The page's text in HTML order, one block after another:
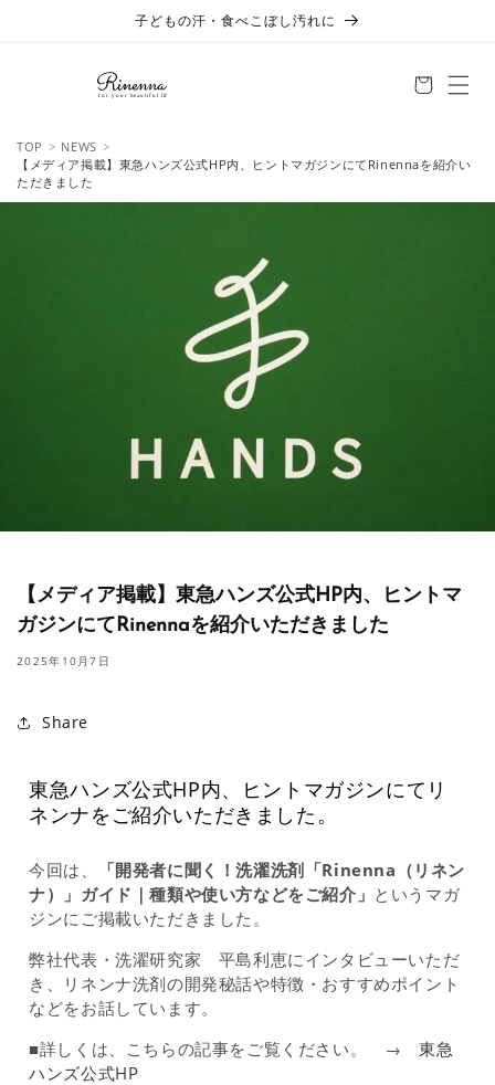
子どもの汗・食べこぼし汚れに
TOP
NEWS
【メディア掲載】東急ハンズ公式HP内、ヒントマガジンにてRinennaを紹介い
ただきました
【メディア掲載】東急ハンズ公式HP内、ヒントマ
ガジンにてRinennaを紹介いただきました
2025年10月7日
Share
東急ハンズ公式HP内、ヒントマガジンにてリ
ネンナをご紹介いただきました。
今回は、
「開発者に聞く！洗濯洗剤「Rinenna（リネン
ナ）」ガイド｜種類や使い方などをご紹介」 というマガ
ジンにご掲載いただきました。
弊社代表・洗濯研究家 平島利恵にインタビューいただ
き、リネンナ洗剤の開発秘話や特徴・おすすめポイント
などをお話しています。
■詳しくは、こちらの記事をご覧ください。 →東急
ハンズ公式HP